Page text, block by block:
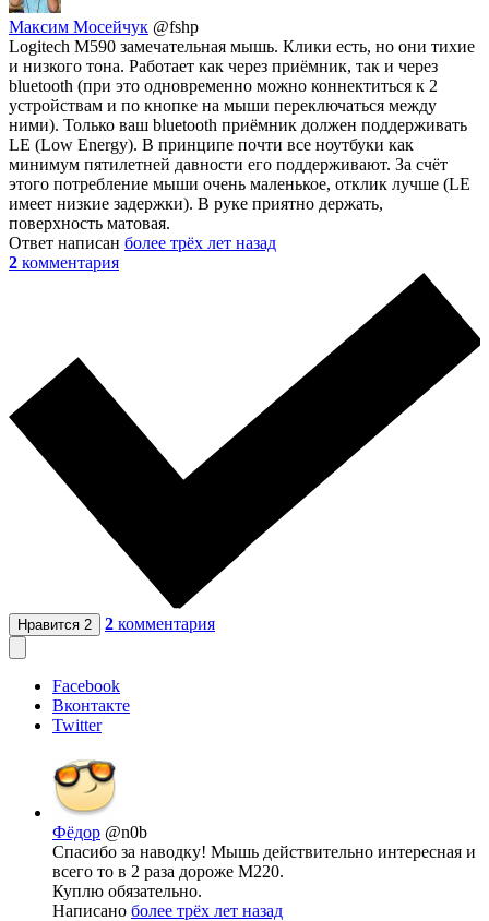
Максим Мосейчук @fshp
Logitech M590 замечательная мышь. Клики есть, но они тихие
и низкого тона. Работает как через приёмник, так и через
bluetooth (при это одновременно можно коннектиться к 2
устройствам и по кнопке на мыши переключаться между
ними). Только ваш bluetooth приёмник должен поддерживать
LE (Low Energy). В принципе почти все ноутбуки как
минимум пятилетней давности его поддерживают. За счёт
этого потребление мыши очень маленькое, отклик лучше (LE
имеет низкие задержки). В руке приятно держать,
поверхность матовая.
Ответ написан более трёх лет назад
2 комментария
Нравится 2 2 комментария
Facebook
Вконтакте
Twitter
Фёдор @n0b
Спасибо за наводку! Мышь действительно интересная и
всего то в 2 раза дороже M220.
Куплю обязательно.
Написано более трёх лет назад